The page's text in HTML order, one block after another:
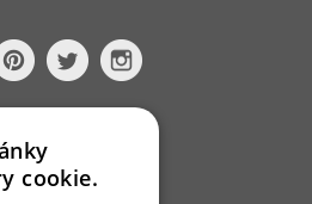
programy
cookie.